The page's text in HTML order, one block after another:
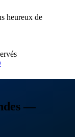
heureux de
—